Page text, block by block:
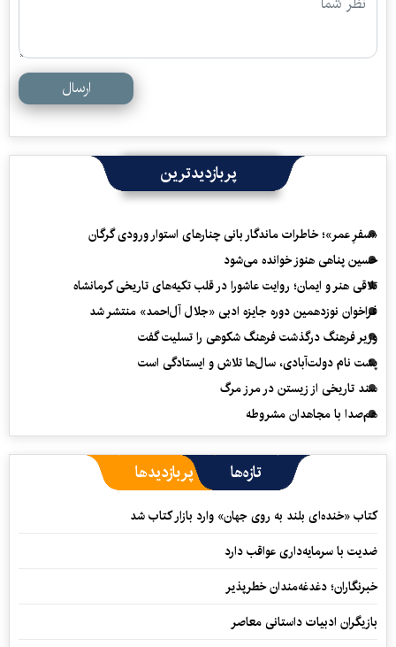
ارسال
پربازدیدترین
«سفرِ عمر»؛ خاطرات ماندگار بانی چنارهای استوار ورودی گرگان
حسین پناهی هنوز خوانده می‌شود
تلاقی هنر و ایمان؛ روایت عاشورا در قلب تکیه‌های تاریخی کرمانشاه
فراخوان نوزدهمین دوره جایزه ادبی «جلال آل‌احمد» منتشر شد
وزیر فرهنگ درگذشت فرهنگ شکوهی را تسلیت گفت
پشت نام دولت‌آبادی، سال‌ها تلاش و ایستادگی است
سند تاریخی از زیستن در مرز مرگ
هم‌صدا با مجاهدان مشروطه
تازه‌ها پربازدیدها
کتاب «خنده‌ای بلند به روی جهان» وارد بازار کتاب شد
ضدیت با سرمایه‌داری عواقب دارد
خبرنگاران؛ دغدغه‌مندان خطرپذیر
بازیگران ادبیات داستانی معاصر